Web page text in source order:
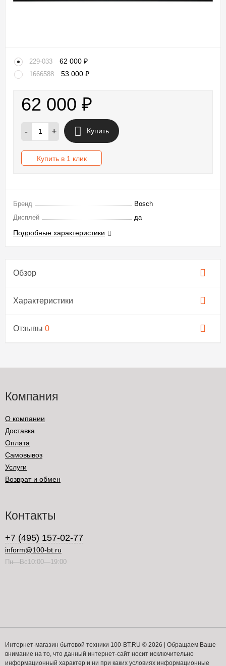
229-033 62 000 ₽
1666588 53 000 ₽
62 000 ₽
- + Купить
Купить в 1 клик
Бренд
Bosch
Дисплей
да
Подробные характеристики
Обзор
Характеристики
Отзывы 0
Компания
О компании
Доставка
Оплата
Самовывоз
Услуги
Возврат и обмен
Контакты
+7 (495) 157-02-77
inform@100-bt.ru
Пн—Вс10:00—19:00
Интернет-магазин бытовой техники 100-BT.RU © 2026 | Обращаем Ваше
внимание на то, что данный интернет-сайт носит исключительно
информационный характер и ни при каких условиях информационные